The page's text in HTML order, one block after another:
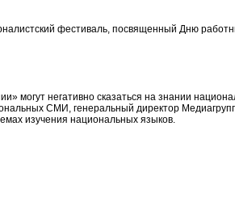
фестиваль, посвященный Дню
могут негативно сказаться на знании
СМИ, генеральный директор
изучения национальных языков.